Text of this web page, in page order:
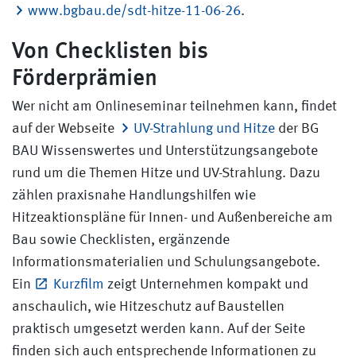
www.bgbau.de/sdt-hitze-11-06-26.
Von Checklisten bis
Förderprämien
Wer nicht am Onlineseminar teilnehmen kann, findet
auf der Webseite
UV-Strahlung und Hitze der BG
BAU Wissenswertes und Unterstützungsangebote
rund um die Themen Hitze und UV-Strahlung. Dazu
zählen praxisnahe Handlungshilfen wie
Hitzeaktionspläne für Innen- und Außenbereiche am
Bau sowie Checklisten, ergänzende
Informationsmaterialien und Schulungsangebote.
Ein
Kurzfilm zeigt Unternehmen kompakt und
anschaulich, wie Hitzeschutz auf Baustellen
praktisch umgesetzt werden kann. Auf der Seite
finden sich auch entsprechende Informationen zu